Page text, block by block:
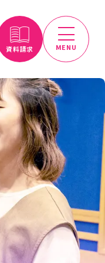
資料請求 MENU